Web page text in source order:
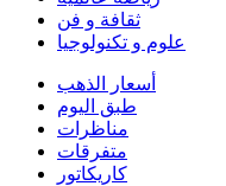
ثقافة و فن
علوم و تكنولوجيا
أسعار الذهب
طبق اليوم
مناظرات
متفرقات
كاريكاتور